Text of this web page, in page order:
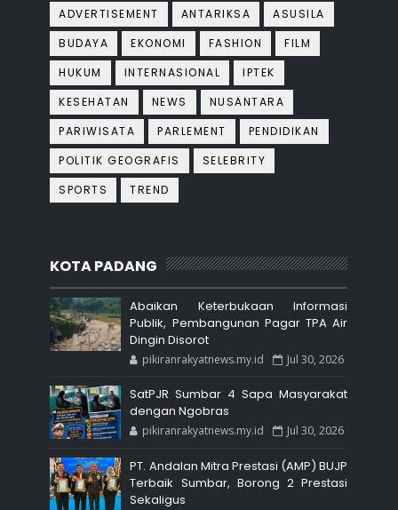
ADVERTISEMENT ANTARIKSA
ASUSILA
BUDAYA
EKONOMI FASHION
FILM
HUKUM
INTERNASIONAL
IPTEK
KESEHATAN
NEWS
NUSANTARA
PARIWISATA
PARLEMENT
PENDIDIKAN
POLITIK GEOGRAFIS
SELEBRITY
SPORTS
TREND
KOTA PADANG
Abaikan Keterbukaan Informasi
Publik, Pembangunan Pagar TPA Air
Dingin Disorot
pikiranrakyatnews.my.id Jul 30, 2026
SatPJR Sumbar 4 Sapa Masyarakat
dengan Ngobras
pikiranrakyatnews.my.id Jul 30, 2026
PT. Andalan Mitra Prestasi (AMP) BUJP
Terbaik Sumbar, Borong 2 Prestasi
Sekaligus